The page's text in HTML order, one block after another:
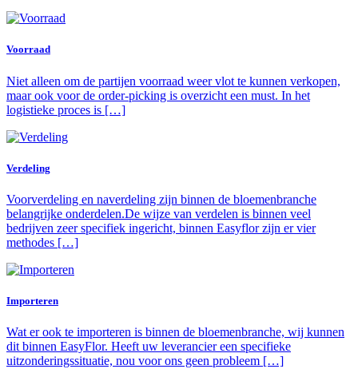
Voorraad
Niet alleen om de partijen voorraad weer vlot te kunnen verkopen,
maar ook voor de order-picking is overzicht een must. In het
logistieke proces is […]
Verdeling
Voorverdeling en naverdeling zijn binnen de bloemenbranche
belangrijke onderdelen.De wijze van verdelen is binnen veel
bedrijven zeer specifiek ingericht, binnen Easyflor zijn er vier
methodes […]
Importeren
Wat er ook te importeren is binnen de bloemenbranche, wij kunnen
dit binnen EasyFlor. Heeft uw leverancier een specifieke
uitzonderingssituatie, nou voor ons geen probleem […]